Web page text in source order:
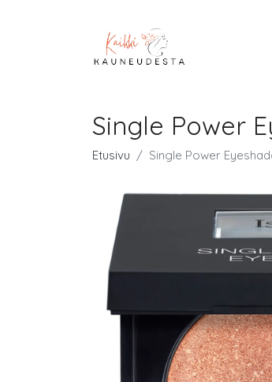
Single Power
Etusivu Single Power